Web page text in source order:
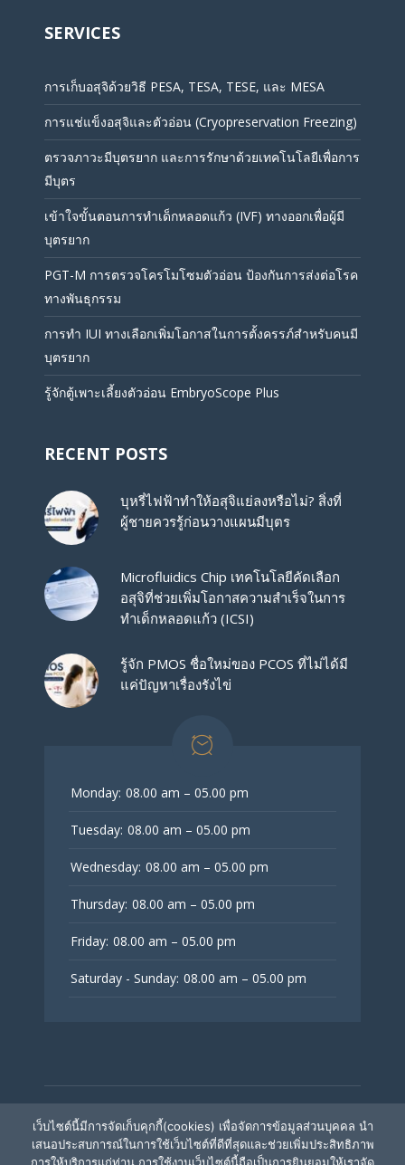
SERVICES
การเก็บอสุจิด้วยวิธี PESA, TESA, TESE, และ MESA
การแช่แข็งอสุจิและตัวอ่อน (Cryopreservation Freezing)
ตรวจภาวะมีบุตรยาก และการรักษาด้วยเทคโนโลยีเพื่อการ
มีบุตร
เข้าใจขั้นตอนการทำเด็กหลอดแก้ว (IVF) ทางออกเพื่อผู้มี
บุตรยาก
PGT-M การตรวจโครโมโซมตัวอ่อน ป้องกันการส่งต่อโรค
ทางพันธุกรรม
การทำ IUI ทางเลือกเพิ่มโอกาสในการตั้งครรภ์สำหรับคนมี
บุตรยาก
รู้จักตู้เพาะเลี้ยงตัวอ่อน EmbryoScope Plus
RECENT POSTS
บุหรี่ไฟฟ้าทำให้อสุจิแย่ลงหรือไม่? สิ่งที่
ผู้ชายควรรู้ก่อนวางแผนมีบุตร
Microfluidics Chip เทคโนโลยีคัดเลือก
อสุจิที่ช่วยเพิ่มโอกาสความสำเร็จในการ
ทำเด็กหลอดแก้ว (ICSI)
รู้จัก PMOS ชื่อใหม่ของ PCOS ที่ไม่ได้มี
แค่ปัญหาเรื่องรังไข่
Monday: 08.00 am – 05.00 pm
Tuesday: 08.00 am – 05.00 pm
Wednesday: 08.00 am – 05.00 pm
Thursday: 08.00 am – 05.00 pm
Friday: 08.00 am – 05.00 pm
Saturday - Sunday: 08.00 am – 05.00 pm
© V Fertility Thailand
เว็บไซต์นี้มีการจัดเก็บคุกกี้(cookies) เพื่อจัดการข้อมูลส่วนบุคคล นำ
เสนอประสบการณ์ในการใช้เว็บไซต์ที่ดีที่สุดและช่วยเพิ่มประสิทธิภาพ